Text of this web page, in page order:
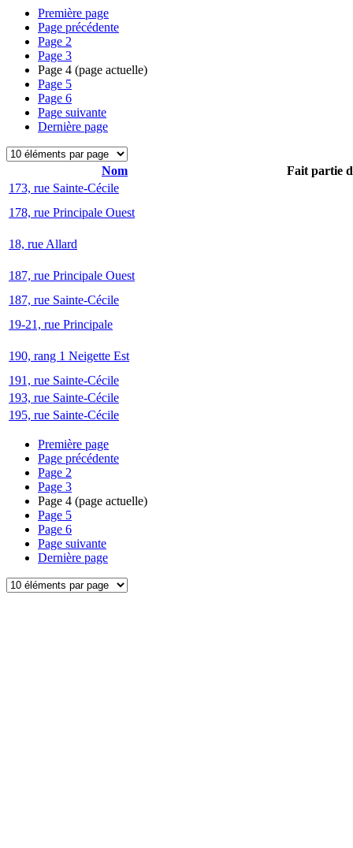
Première page
Page précédente
Page 2
Page 3
Page 4 (page actuelle)
Page 5
Page 6
Page suivante
Dernière page
Nom
Fait partie
173, rue Sainte-Cécile
178, rue Principale Ouest
18, rue Allard
187, rue Principale Ouest
187, rue Sainte-Cécile
19-21, rue Principale
190, rang 1 Neigette Est
191, rue Sainte-Cécile
193, rue Sainte-Cécile
195, rue Sainte-Cécile
Première page
Page précédente
Page 2
Page 3
Page 4 (page actuelle)
Page 5
Page 6
Page suivante
Dernière page